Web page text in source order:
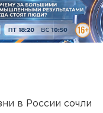
в России сочли